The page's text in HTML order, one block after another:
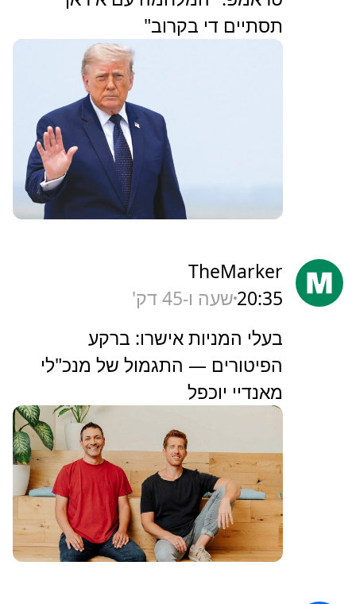
תסתיים די בקרוב"
TheMarker
20:35שעה ו-45 דק'
‏בעלי המניות אישרו: ברקע
הפיטורים — התגמול של מנכ"לי
מאנדיי יוכפל